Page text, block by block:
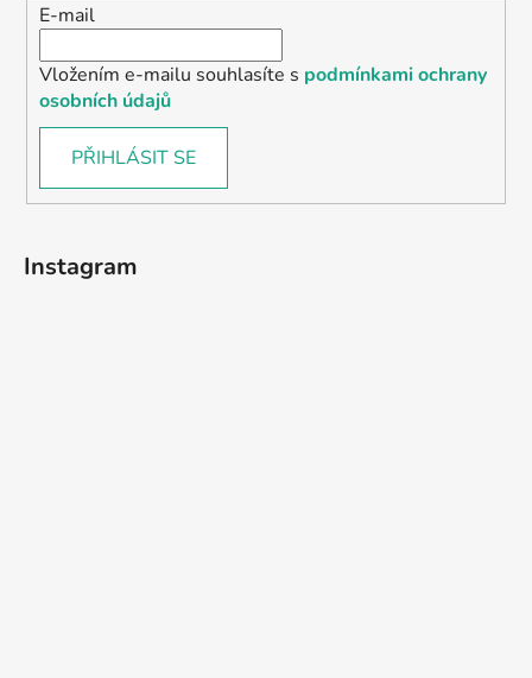
E-mail
Vložením e-mailu souhlasíte s podmínkami ochrany
osobních údajů
PŘIHLÁSIT SE
Instagram